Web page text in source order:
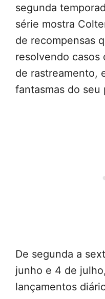
segunda
série mostra
de recompensas
resolvendo casos
de rastreamento,
fantasmas do seu
De segunda a
junho e 4 de
lançamentos